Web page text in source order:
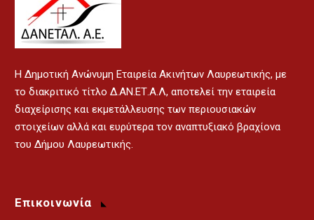
H Δημοτική Ανώνυμη Εταιρεία Ακινήτων Λαυρεωτικής, με
το διακριτικό τίτλο Δ.ΑΝ.ΕΤ.Α.Λ, αποτελεί την εταιρεία
διαχείρισης και εκμετάλλευσης των περιουσιακών
στοιχείων αλλά και ευρύτερα τον αναπτυξιακό βραχίονα
του Δήμου Λαυρεωτικής.
Επικοινωνία